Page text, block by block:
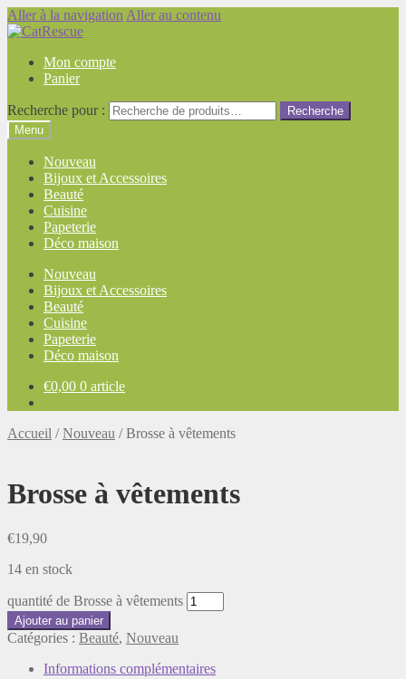
Aller à la navigation Aller au contenu
Mon compte
Panier
Recherche pour :
Recherche
Menu
Nouveau
Bijoux et Accessoires
Beauté
Cuisine
Papeterie
Déco maison
Nouveau
Bijoux et Accessoires
Beauté
Cuisine
Papeterie
Déco maison
€0,00 0 article
Accueil /Nouveau /Brosse à vêtements
Brosse à vêtements
€19,90
14 en stock
quantité de Brosse à vêtements
Ajouter au panier
Catégories : Beauté, Nouveau
Informations complémentaires